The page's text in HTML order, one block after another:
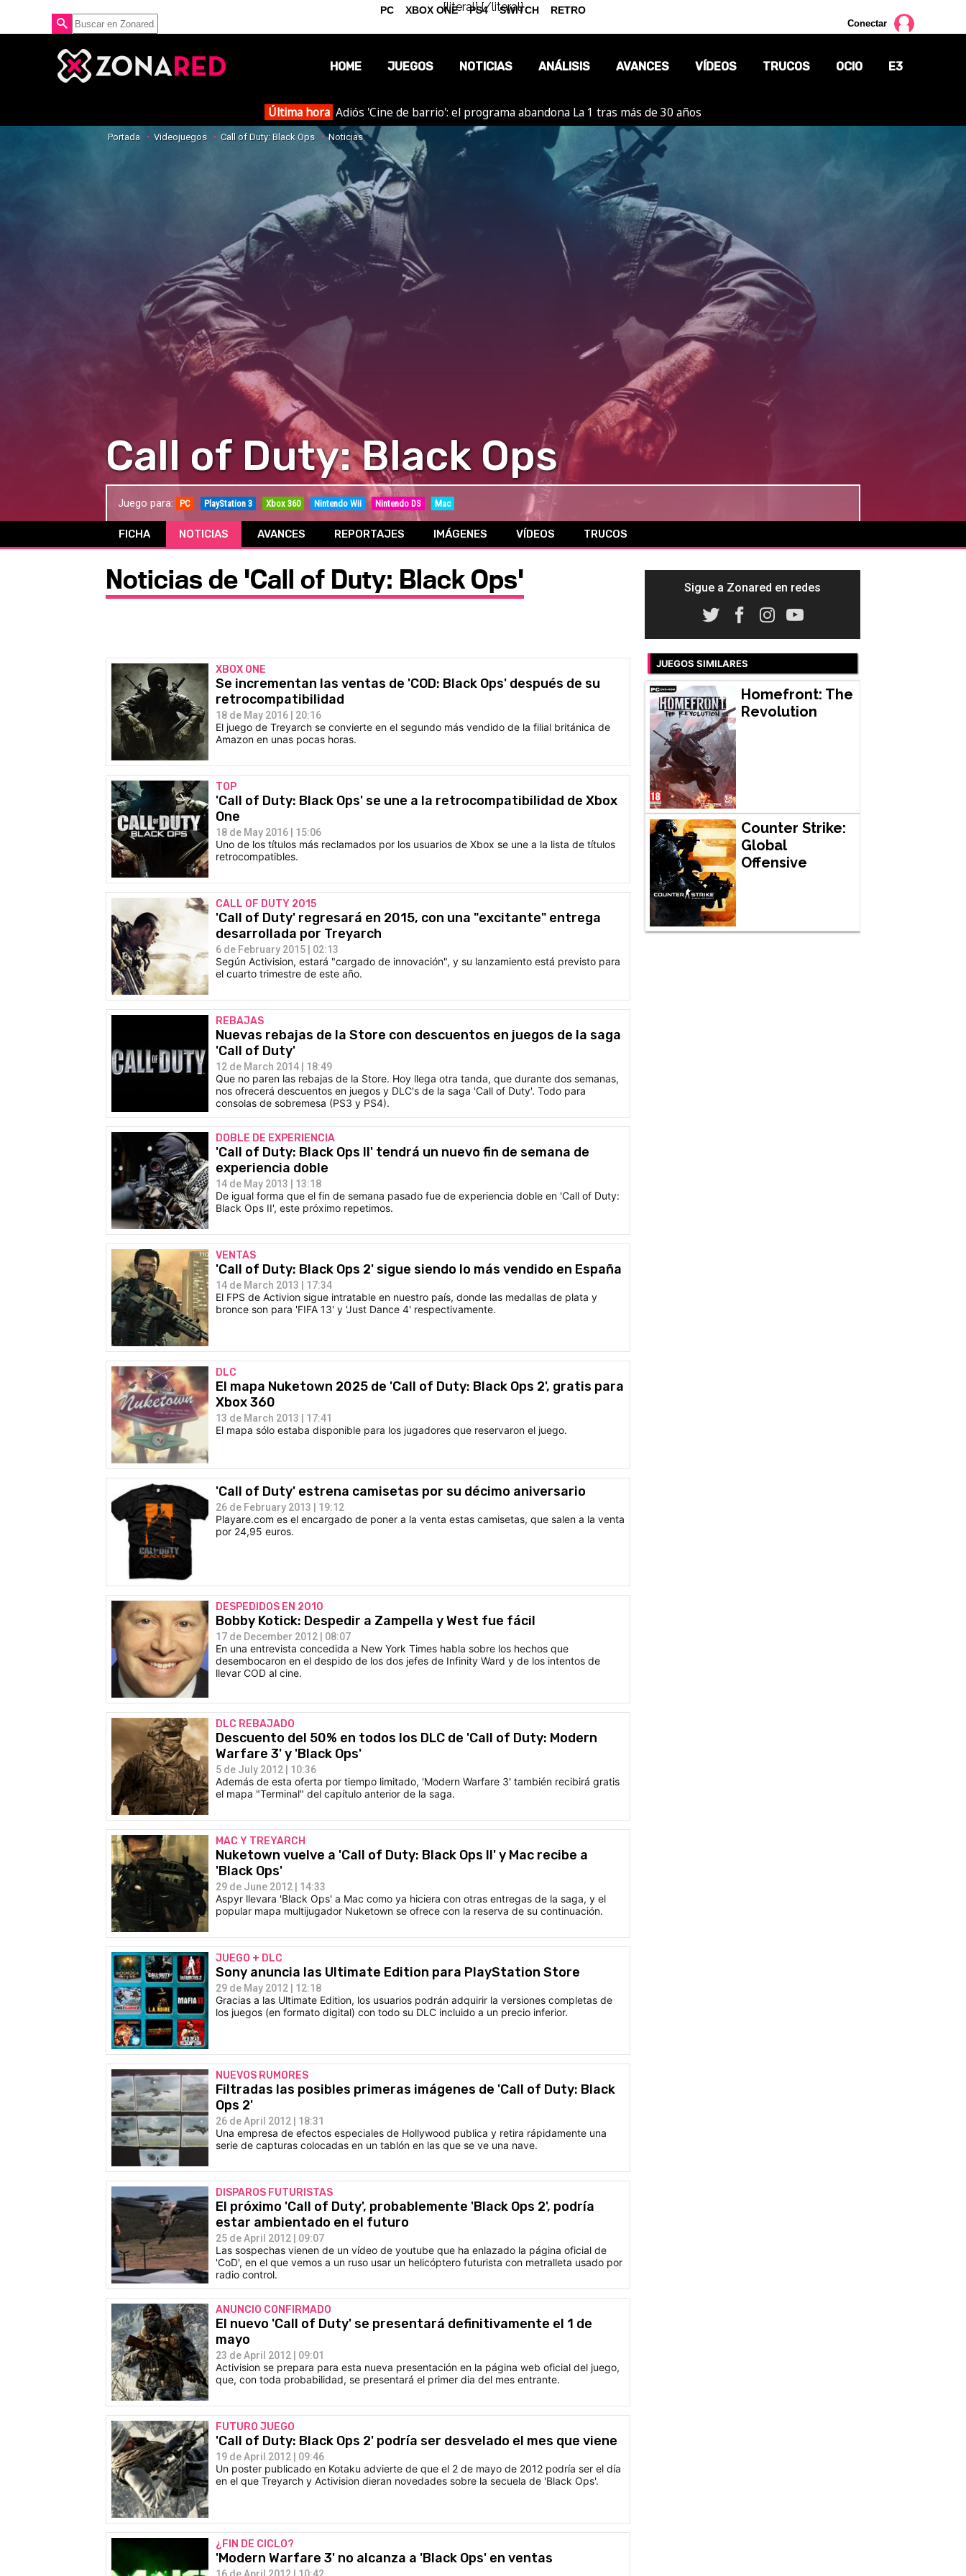
{literal}{/literal}
Conectar
HOME JUEGOS NOTICIAS
OPINIÓN
REPORTAJES
ANÁLISIS AVANCES VÍDEOS TRUCOS OCIO E3
Última hora Adiós 'Cine de barrio': el programa abandona La 1 tras más de 30 años
Portada Videojuegos Call of Duty: Black Ops Noticias
Call of Duty: Black Ops
Juego para: PC PlayStation 3 Xbox 360 Nintendo Wii Nintendo DS Mac
FICHA NOTICIAS AVANCES REPORTAJES IMÁGENES VÍDEOS TRUCOS
Noticias de 'Call of Duty: Black Ops'
XBOX ONE
Se incrementan las ventas de 'COD: Black Ops' después de su
retrocompatibilidad
18 de May 2016 | 20:16
El juego de Treyarch se convierte en el segundo más vendido de la filial británica de
Amazon en unas pocas horas.
TOP
'Call of Duty: Black Ops' se une a la retrocompatibilidad de Xbox
One
18 de May 2016 | 15:06
Uno de los títulos más reclamados por los usuarios de Xbox se une a la lista de títulos
retrocompatibles.
CALL OF DUTY 2015
'Call of Duty' regresará en 2015, con una "excitante" entrega
desarrollada por Treyarch
6 de February 2015 | 02:13
Según Activision, estará "cargado de innovación", y su lanzamiento está previsto para
el cuarto trimestre de este año.
REBAJAS
Nuevas rebajas de la Store con descuentos en juegos de la saga
'Call of Duty'
12 de March 2014 | 18:49
Que no paren las rebajas de la Store. Hoy llega otra tanda, que durante dos semanas,
nos ofrecerá descuentos en juegos y DLC's de la saga 'Call of Duty'. Todo para
consolas de sobremesa (PS3 y PS4).
DOBLE DE EXPERIENCIA
'Call of Duty: Black Ops II' tendrá un nuevo fin de semana de
experiencia doble
14 de May 2013 | 13:18
De igual forma que el fin de semana pasado fue de experiencia doble en 'Call of Duty:
Black Ops II', este próximo repetimos.
VENTAS
'Call of Duty: Black Ops 2' sigue siendo lo más vendido en España
14 de March 2013 | 17:34
El FPS de Activion sigue intratable en nuestro país, donde las medallas de plata y
bronce son para 'FIFA 13' y 'Just Dance 4' respectivamente.
DLC
El mapa Nuketown 2025 de 'Call of Duty: Black Ops 2', gratis para
Xbox 360
13 de March 2013 | 17:41
El mapa sólo estaba disponible para los jugadores que reservaron el juego.
'Call of Duty' estrena camisetas por su décimo aniversario
26 de February 2013 | 19:12
Playare.com es el encargado de poner a la venta estas camisetas, que salen a la venta
por 24,95 euros.
DESPEDIDOS EN 2010
Bobby Kotick: Despedir a Zampella y West fue fácil
17 de December 2012 | 08:07
En una entrevista concedida a New York Times habla sobre los hechos que
desembocaron en el despido de los dos jefes de Infinity Ward y de los intentos de
llevar COD al cine.
DLC REBAJADO
Descuento del 50% en todos los DLC de 'Call of Duty: Modern
Warfare 3' y 'Black Ops'
5 de July 2012 | 10:36
Además de esta oferta por tiempo limitado, 'Modern Warfare 3' también recibirá gratis
el mapa "Terminal" del capítulo anterior de la saga.
MAC Y TREYARCH
Nuketown vuelve a 'Call of Duty: Black Ops II' y Mac recibe a
'Black Ops'
29 de June 2012 | 14:33
Aspyr llevara 'Black Ops' a Mac como ya hiciera con otras entregas de la saga, y el
popular mapa multijugador Nuketown se ofrece con la reserva de su continuación.
JUEGO + DLC
Sony anuncia las Ultimate Edition para PlayStation Store
29 de May 2012 | 12:18
Gracias a las Ultimate Edition, los usuarios podrán adquirir la versiones completas de
los juegos (en formato digital) con todo su DLC incluido a un precio inferior.
NUEVOS RUMORES
Filtradas las posibles primeras imágenes de 'Call of Duty: Black
Ops 2'
26 de April 2012 | 18:31
Una empresa de efectos especiales de Hollywood publica y retira rápidamente una
serie de capturas colocadas en un tablón en las que se ve una nave.
DISPAROS FUTURISTAS
El próximo 'Call of Duty', probablemente 'Black Ops 2', podría
estar ambientado en el futuro
25 de April 2012 | 09:07
Las sospechas vienen de un vídeo de youtube que ha enlazado la página oficial de
'CoD', en el que vemos a un ruso usar un helicóptero futurista con metralleta usado por
radio control.
ANUNCIO CONFIRMADO
El nuevo 'Call of Duty' se presentará definitivamente el 1 de
mayo
23 de April 2012 | 09:01
Activision se prepara para esta nueva presentación en la página web oficial del juego,
que, con toda probabilidad, se presentará el primer dia del mes entrante.
FUTURO JUEGO
'Call of Duty: Black Ops 2' podría ser desvelado el mes que viene
19 de April 2012 | 09:46
Un poster publicado en Kotaku advierte de que el 2 de mayo de 2012 podría ser el día
en el que Treyarch y Activision dieran novedades sobre la secuela de 'Black Ops'.
¿FIN DE CICLO?
'Modern Warfare 3' no alcanza a 'Black Ops' en ventas
16 de April 2012 | 10:42
Sigue a Zonared en redes
JUEGOS SIMILARES
Homefront: The
Revolution
Counter Strike:
Global
Offensive
PC XBOX ONE PS4 SWITCH RETRO